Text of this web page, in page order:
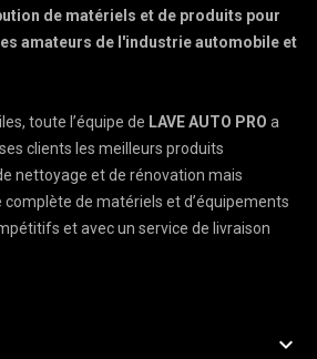
de matériels et de produits pour
amateurs de l'industrie automobile et
toute l’équipe de LAVE AUTO PRO a
clients les meilleurs produits
nettoyage et de rénovation mais
de matériels et d’équipements
et avec un service de livraison
